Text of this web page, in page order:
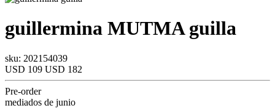
guillermina MUTMAguilla
sku: 202154039
USD 109 USD 182
Pre-order
mediados de junio